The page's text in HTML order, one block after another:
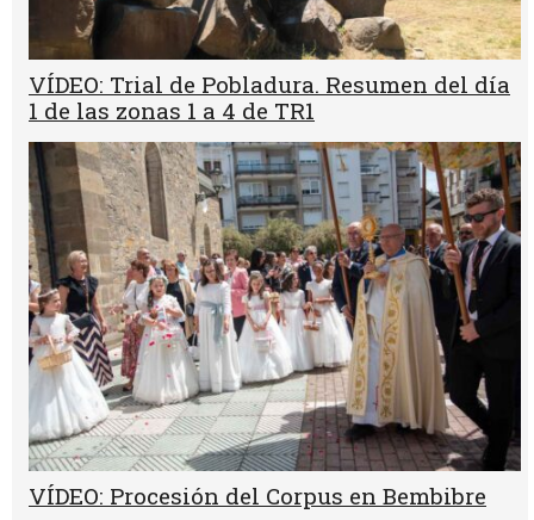
VÍDEO: Trial de Pobladura. Resumen del día
1 de las zonas 1 a 4 de TR1
VÍDEO: Procesión del Corpus en Bembibre